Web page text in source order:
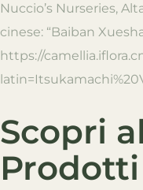
Nuccio’s Nurseries,
cinese: “Baiban
https://
Scopri